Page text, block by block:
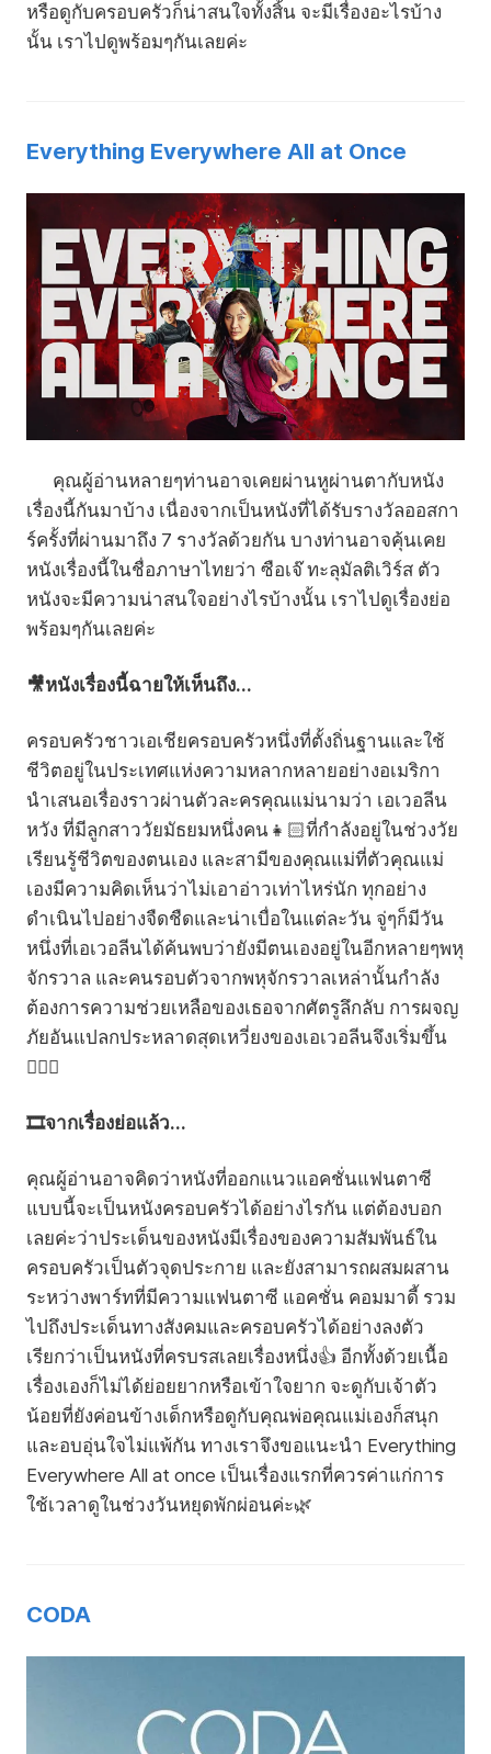
หรือดูกับครอบครัวก็น่าสนใจทั้งสิ้น จะมีเรื่องอะไรบ้าง
นั้น เราไปดูพร้อมๆกันเลยค่ะ
Everything Everywhere All at Once
คุณผู้อ่านหลายๆท่านอาจเคยผ่านหูผ่านตากับหนัง
เรื่องนี้กันมาบ้าง เนื่องจากเป็นหนังที่ได้รับรางวัลออสกา
ร์ครั้งที่ผ่านมาถึง 7 รางวัลด้วยกัน บางท่านอาจคุ้นเคย
หนังเรื่องนี้ในชื่อภาษาไทยว่า ซือเจ๊ ทะลุมัลติเวิร์ส ตัว
หนังจะมีความน่าสนใจอย่างไรบ้างนั้น เราไปดูเรื่องย่อ
พร้อมๆกันเลยค่ะ
🎥หนังเรื่องนี้ฉายให้เห็นถึง...
ครอบครัวชาวเอเชียครอบครัวหนึ่งที่ตั้งถิ่นฐานและใช้
ชีวิตอยู่ในประเทศแห่งความหลากหลายอย่างอเมริกา
นำเสนอเรื่องราวผ่านตัวละครคุณแม่นามว่า เอเวอลีน
หวัง ที่มีลูกสาววัยมัธยมหนึ่งคน👧🏻ที่กำลังอยู่ในช่วงวัย
เรียนรู้ชีวิตของตนเอง และสามีของคุณแม่ที่ตัวคุณแม่
เองมีความคิดเห็นว่าไม่เอาอ่าวเท่าไหร่นัก ทุกอย่าง
ดำเนินไปอย่างจืดชืดและน่าเบื่อในแต่ละวัน จู่ๆก็มีวัน
หนึ่งที่เอเวอลีนได้ค้นพบว่ายังมีตนเองอยู่ในอีกหลายๆพหุ
จักรวาล และคนรอบตัวจากพหุจักรวาลเหล่านั้นกำลัง
ต้องการความช่วยเหลือของเธอจากศัตรูลึกลับ การผจญ
ภัยอันแปลกประหลาดสุดเหวี่ยงของเอเวอลีนจึงเริ่มขึ้น
💁🏻‍♀️
🎞️จากเรื่องย่อแล้ว...
คุณผู้อ่านอาจคิดว่าหนังที่ออกแนวแอคชั่นแฟนตาซี
แบบนี้จะเป็นหนังครอบครัวได้อย่างไรกัน แต่ต้องบอก
เลยค่ะว่าประเด็นของหนังมีเรื่องของความสัมพันธ์ใน
ครอบครัวเป็นตัวจุดประกาย และยังสามารถผสมผสาน
ระหว่างพาร์ทที่มีความแฟนตาซี แอคชั่น คอมมาดี้ รวม
ไปถึงประเด็นทางสังคมและครอบครัวได้อย่างลงตัว
เรียกว่าเป็นหนังที่ครบรสเลยเรื่องหนึ่ง👍 อีกทั้งด้วยเนื้อ
เรื่องเองก็ไม่ได้ย่อยยากหรือเข้าใจยาก จะดูกับเจ้าตัว
น้อยที่ยังค่อนข้างเด็กหรือดูกับคุณพ่อคุณแม่เองก็สนุก
และอบอุ่นใจไม่แพ้กัน ทางเราจึงขอแนะนำ Everything
Everywhere All at once เป็นเรื่องแรกที่ควรค่าแก่การ
ใช้เวลาดูในช่วงวันหยุดพักผ่อนค่ะ🌿
CODA